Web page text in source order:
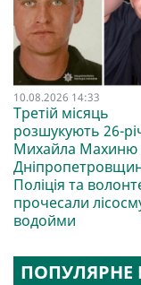
10.08.2026 14:33
Третій місяць
розшукують 26-
Михайла Махиню
Поліція та
прочесали
водойми
ПОПУЛЯРНЕ